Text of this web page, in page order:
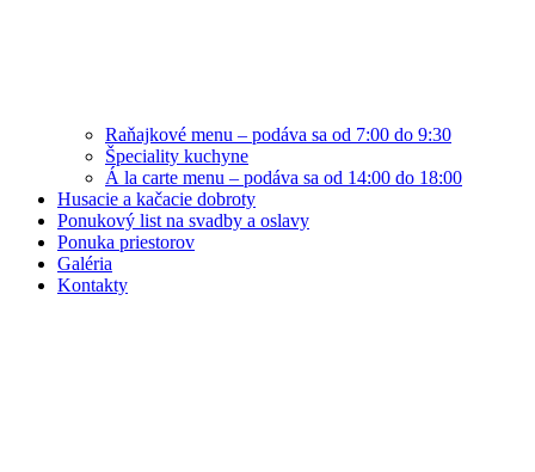
Raňajkové menu – podáva sa od 7:00 do 9:30
Špeciality kuchyne
Á la carte menu – podáva sa od 14:00 do 18:00
Husacie a kačacie dobroty
Ponukový list na svadby a oslavy
Ponuka priestorov
Galéria
Kontakty